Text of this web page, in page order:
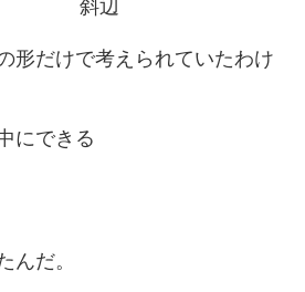
斜 辺
形だけで考えられていたわけ
にできる
んだ。